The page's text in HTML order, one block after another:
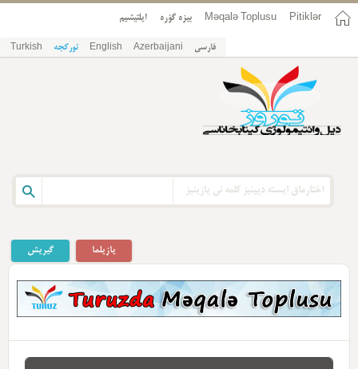
Pitiklər
Məqalə Toplusu بیزه گؤره ایلتیشیم
فارسی Azerbaijani
English تورکجه Turkish
گیریش یازیلما